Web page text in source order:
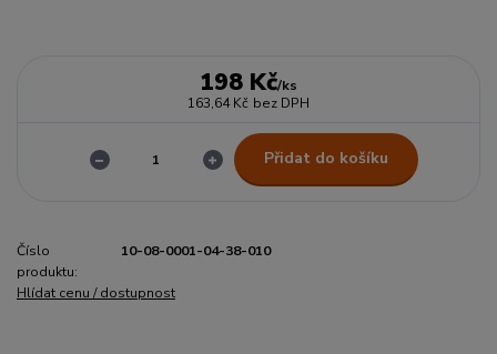
198 Kč/ks
163,64 Kč bez DPH
Přidat do košíku
Číslo
produktu:
10-08-0001-04-38-010
Hlídat cenu / dostupnost